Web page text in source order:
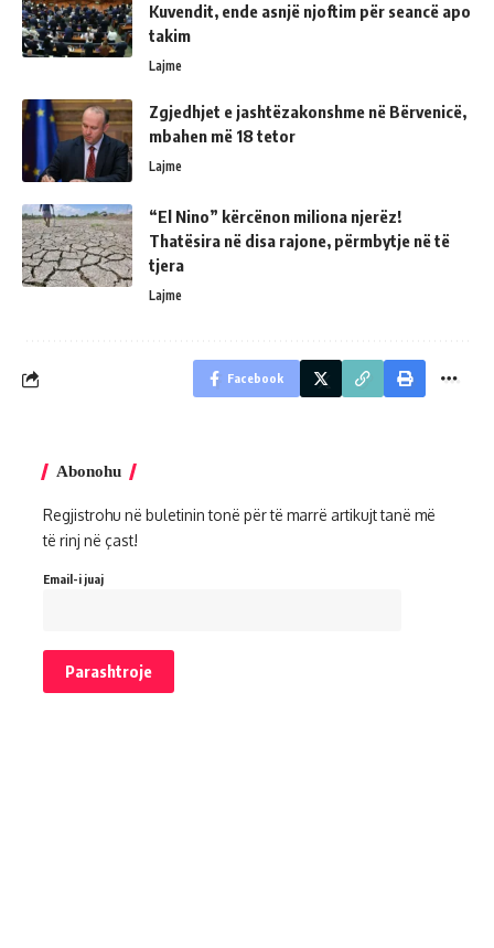
Kuvendit, ende asnjë njoftim për seancë apo
takim
Lajme
Zgjedhjet e jashtëzakonshme në Bërvenicë,
mbahen më 18 tetor
Lajme
“El Nino” kërcënon miliona njerëz!
Thatësira në disa rajone, përmbytje në të
tjera
Lajme
Facebook
Abonohu
Regjistrohu në buletinin tonë për të marrë artikujt tanë më
të rinj në çast!
Email-i juaj